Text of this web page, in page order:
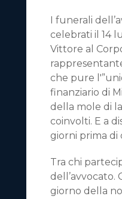
I funerali
celebrati il 14
Vittore al
che pure
finanziario di
della mole di
coinvolti. E a
giorni prima di
Tra chi
dell’avvocato.
giorno della